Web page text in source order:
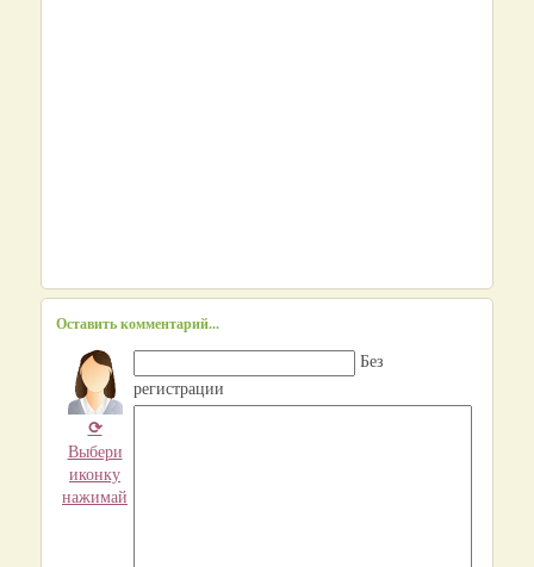
Оставить комментарий...
⟳
Выбери
иконку
нажимай
Без
регистрации